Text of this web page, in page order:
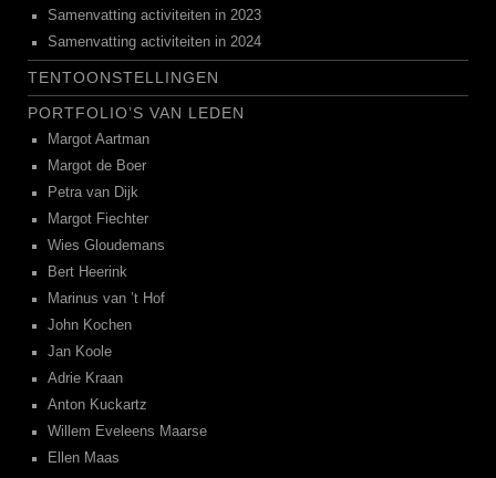
Samenvatting activiteiten in 2023
Samenvatting activiteiten in 2024
TENTOONSTELLINGEN
PORTFOLIO’S VAN LEDEN
Margot Aartman
Margot de Boer
Petra van Dijk
Margot Fiechter
Wies Gloudemans
Bert Heerink
Marinus van ’t Hof
John Kochen
Jan Koole
Adrie Kraan
Anton Kuckartz
Willem Eveleens Maarse
Ellen Maas